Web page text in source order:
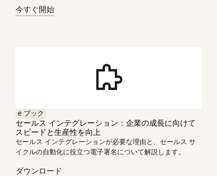
今すぐ開始
e ブック
セールス インテグレーション：企業の成長に向けて
スピードと生産性を向上
セールス インテグレーションが必要な理由と、セールス サ
イクルの自動化に役立つ電子署名について解説します。
ダウンロード